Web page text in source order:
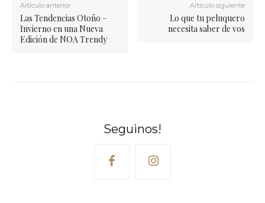
Artículo anterior
Las Tendencias Otoño –
Invierno en una Nueva
Edición de NOA Trendy
Artículo siguiente
Lo que tu peluquero
necesita saber de vos
Seguinos!